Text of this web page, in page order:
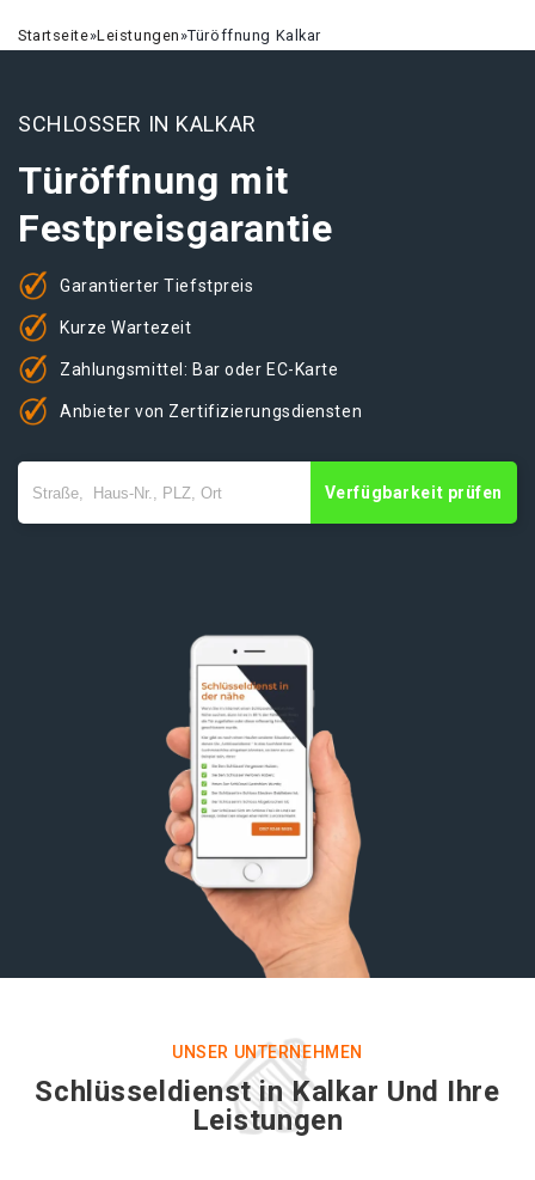
Startseite»Leistungen»Türöffnung Kalkar
SCHLOSSER IN KALKAR
Türöffnung mit
Festpreisgarantie
Garantierter Tiefstpreis
Kurze Wartezeit
Zahlungsmittel: Bar oder EC-Karte
Anbieter von Zertifizierungsdiensten
Verfügbarkeit prüfen
UNSER UNTERNEHMEN
Schlüsseldienst in Kalkar Und Ihre
Leistungen